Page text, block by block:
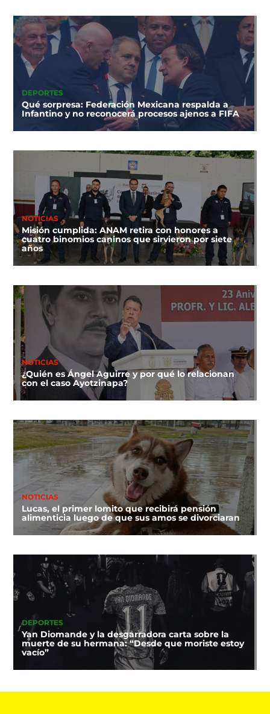
DEPORTES
Qué sorpresa: Federación Mexicana respalda a
Infantino y no reconocerá procesos ajenos a FIFA
NOTICIAS
Misión cumplida: ANAM retira con honores a
cuatro binomios caninos que sirvieron por siete
años
NOTICIAS
¿Quién es Ángel Aguirre y por qué lo relacionan
con el caso Ayotzinapa?
NOTICIAS
Lucas, el primer lomito que recibirá pensión
alimenticia luego de que sus amos se divorciaran
DEPORTES
Yan Diomande y la desgarradora carta sobre la
muerte de su hermana: “Desde que moriste estoy
vacío”